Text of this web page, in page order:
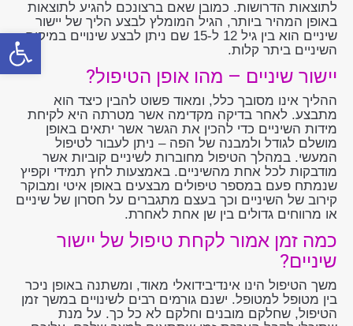
לתוצאות הדרושות. כמובן שאם ברצונכם להגיע לתוצאות
באופן המהיר ביותר, הגיל המומלץ לבצע הליך של יישור
שיניים הוא בין גיל 12 ל-15 שם ניתן לבצע שינויים במיקום
השיניים ביתר קלות.
יישור שיניים – מהו אופן הטיפול?
ההליך אינו מסובך כלל, ומאוד פשוט להבין כיצד הוא
מתבצע. לאחר בדיקה מקדימה אשר מטרתה היא לקיחת
מידות השיניים כדי להכין את הגשר אשר יתאים באופן
מושלם לגודל ולמבנה של הפה – ניתן לעבור לטיפול
המעשי. במהלך הטיפול מחוברות לשיניים קוביות אשר
מודבקות לכל אחת מהשיניים. באמצעות לחץ תמידי וקפיץ
שנמתח פעם במספר טיפולים מבצעים באופן איטי ומבוקר
קירוב של השיניים וכך בעצם מתגברים על חסרון של שיניים
או מרווחים גדולים בין שן אחת לאחרת.
כמה זמן אמור לקחת טיפול של יישור
שיניים?
משך הטיפול הינו אינדיבידואלי מאוד, ומשתנה באופן ניכר
בין מטופל למטופל. ישנם גורמים רבים לשינויים במשך זמן
הטיפול, שחלקם מובנים וחלקם לא כל כך. על מנת
פתח